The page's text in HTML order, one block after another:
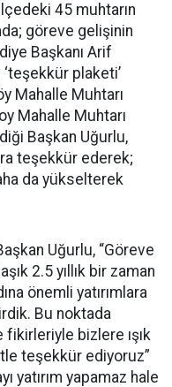
45 muhtarın
göreve gelişinin
Başkanı Arif
plaketi’
Mahalle Muhtarı
Mahalle Muhtarı
Başkan Uğurlu,
teşekkür ederek;
da yükselterek
Uğurlu, “Göreve
2.5 yıllık bir zaman
önemli yatırımlara
Bu noktada
bizlere ışık
teşekkür ediyoruz”
yatırım yapamaz hale